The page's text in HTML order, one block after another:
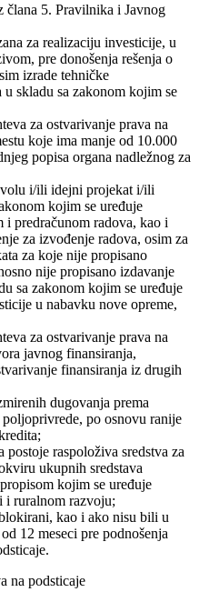
člana 5. Pravilnika i Javnog
za realizaciju investicije, u
pre donošenja rešenja o
izrade tehničke
skladu sa zakonom kojim se
za ostvarivanje prava na
koje ima manje od 10.000
popisa organa nadležnog za
i/ili idejni projekat i/ili
kojim se uređuje
i predračunom radova, kao i
za izvođenje radova, osim za
za koje nije propisano
nije propisano izdavanje
sa zakonom kojim se uređuje
u nabavku nove opreme,
za ostvarivanje prava na
javnog finansiranja,
finansiranja iz drugih
dugovanja prema
po osnovu ranije
postoje raspoloživa sredstva za
ukupnih sredstava
kojim se uređuje
i ruralnom razvoju;
kao i ako nisu bili u
12 meseci pre podnošenja
na podsticaje